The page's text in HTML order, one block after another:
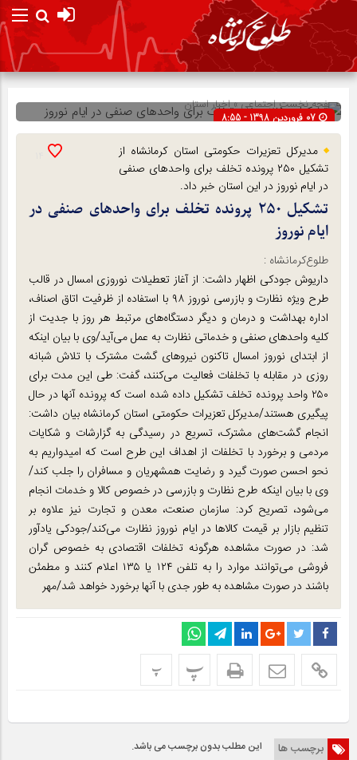
صفحه نخستاجتماعی»اخبار استان
07 فروردین 1398 - 8:55
شناسه : 40308
مدیرکل تعزیرات حکومتی استان کرمانشاه از
تشکیل ۲۵۰ پرونده تخلف برای واحدهای صنفی
در ایام نوروز در این استان خبر داد.
تشکیل ۲۵۰ پرونده تخلف برای واحدهای صنفی در
ایام نوروز
طلوع‌‌کرمانشاه :
داریوش جودکی اظهار داشت: از آغاز تعطیلات نوروزی امسال در قالب
طرح ویژه نظارت و بازرسی نوروز ۹۸ با استفاده از ظرفیت اتاق اصناف،
اداره بهداشت و درمان و دیگر دستگاه‌های مرتبط هر روز با جدیت از
کلیه واحدهای صنفی و خدماتی نظارت به عمل می‌آید/وی با بیان اینکه
از ابتدای نوروز امسال تاکنون نیروهای گشت مشترک با تلاش شبانه
روزی در مقابله با تخلفات فعالیت می‌کنند، گفت: طی این مدت برای
۲۵۰ واحد پرونده تخلف تشکیل داده شده است که پرونده آنها در حال
پیگیری هستند/مدیرکل تعزیرات حکومتی استان کرمانشاه بیان داشت:
انجام گشت‌های مشترک، تسریع در رسیدگی به گزارشات و شکایات
مردمی و برخورد با تخلفات از اهداف این طرح است که امیدواریم به
نحو احسن صورت گیرد و رضایت همشهریان و مسافران را جلب کند/
وی با بیان اینکه طرح نظارت و بازرسی در خصوص کالا و خدمات انجام
می‌شود، تصریح کرد: سازمان صنعت، معدن و تجارت نیز علاوه بر
تنظیم بازار بر قیمت کالاها در ایام نوروز نظارت می‌کند/جودکی یادآور
شد: در صورت مشاهده هرگونه تخلفات اقتصادی به خصوص گران
فروشی می‌توانند موارد را به تلفن ۱۲۴ یا ۱۳۵ اعلام کنند و مطمئن
باشند در صورت مشاهده به طور جدی با آنها برخورد خواهد شد/مهر
پ پ
برچسب ها این مطلب بدون برچسب می باشد.